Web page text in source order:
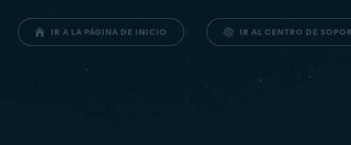
IR A LA PÁGINA DE INICIO IR AL CENTRO DE